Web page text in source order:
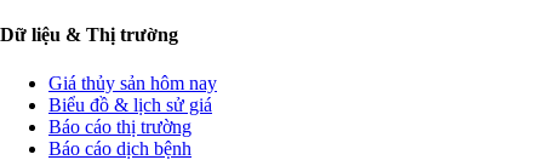
Dữ liệu & Thị trường
Giá thủy sản hôm nay
Biểu đồ & lịch sử giá
Báo cáo thị trường
Báo cáo dịch bệnh